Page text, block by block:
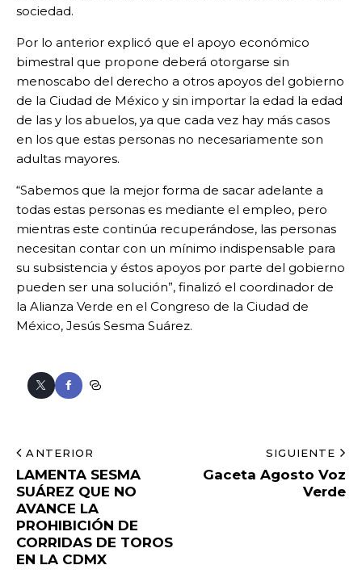
sociedad.
Por lo anterior explicó que el apoyo económico
bimestral que propone deberá otorgarse sin
menoscabo del derecho a otros apoyos del gobierno
de la Ciudad de México y sin importar la edad la edad
de las y los abuelos, ya que cada vez hay más casos
en los que estas personas no necesariamente son
adultas mayores.
“Sabemos que la mejor forma de sacar adelante a
todas estas personas es mediante el empleo, pero
mientras este continúa recuperándose, las personas
necesitan contar con un mínimo indispensable para
su subsistencia y éstos apoyos por parte del gobierno
pueden ser una solución”, finalizó el coordinador de
la Alianza Verde en el Congreso de la Ciudad de
México, Jesús Sesma Suárez.
ANTERIOR
LAMENTA SESMA
SUÁREZ QUE NO
AVANCE LA
PROHIBICIÓN DE
CORRIDAS DE TOROS
EN LA CDMX
SIGUIENTE
Gaceta Agosto Voz
Verde